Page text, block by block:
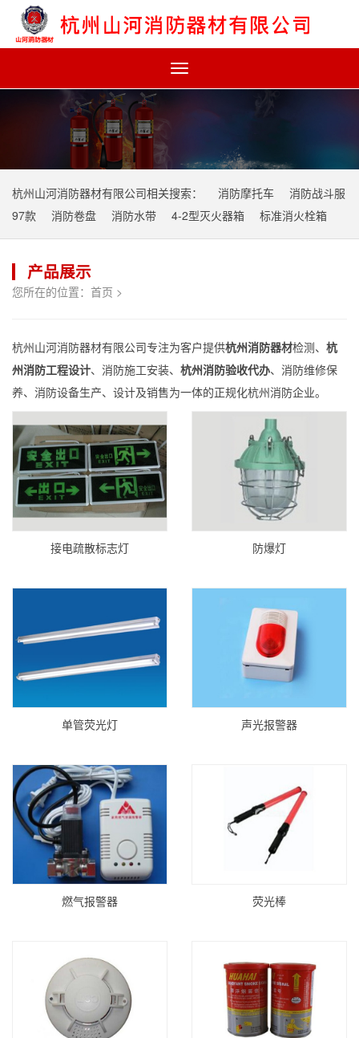
Toggle
杭州山河消防器材有限公司相关搜索： 消防摩托车
消防战斗服
97款
消防卷盘 消防水带 4-2型灭火器箱 标准消火栓箱
产品展示
您所在的位置： 首页 >
杭州山河消防器材有限公司专注为客户提供杭州消防器材检测、 杭
州消防工程设计、消防施工安装、 杭州消防验收代办、消防维修保
养、消防设备生产、设计及销售为一体的正规化杭州消防企业。
接电疏散标志灯 防爆灯
单管荧光灯 声光报警器
燃气报警器 荧光棒